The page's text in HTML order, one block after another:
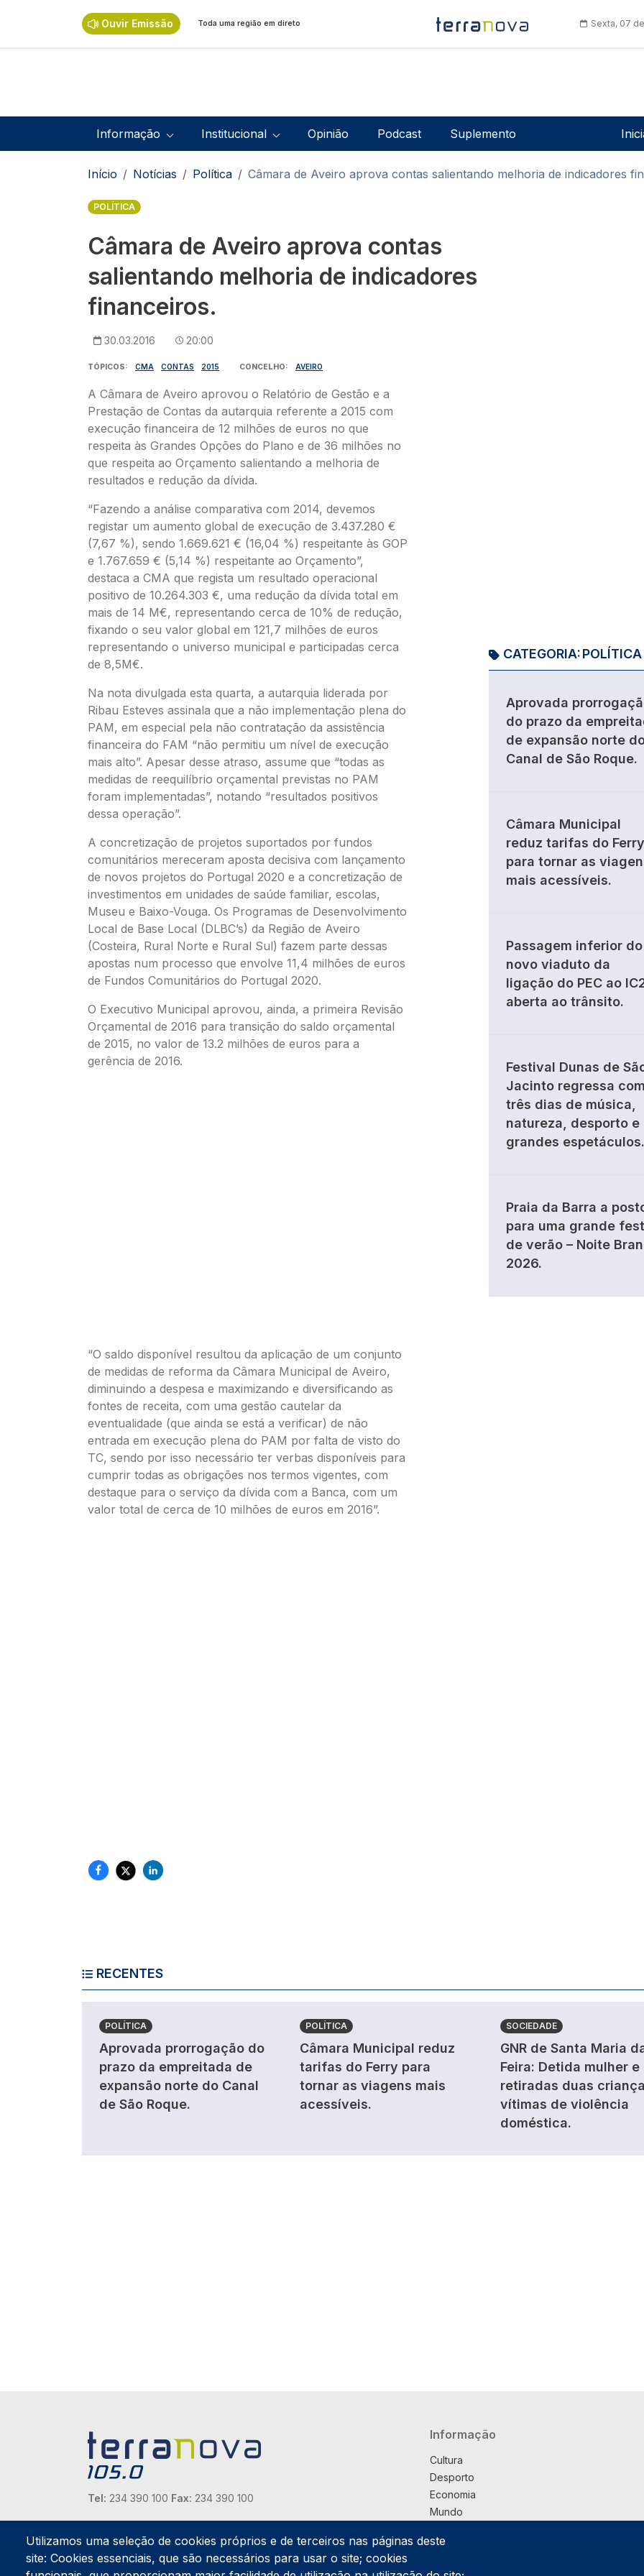
Ouvir Emissão Toda uma região em direto Sexta, 07
Navegação principal
Informação Institucional Opinião Podcast Suplemento
Navegação estrutural
Início Notícias Política Câmara de Aveiro aprova contas salientando melhoria de indicadores
POLÍTICA
Câmara de Aveiro aprova contas
salientando melhoria de indicadores
financeiros.
30.03.2016 20:00
TÓPICOS CMA CONTAS 2015 CONCELHO AVEIRO
A Câmara de Aveiro aprovou o Relatório de Gestão e a
Prestação de Contas da autarquia referente a 2015 com
execução financeira de 12 milhões de euros no que
respeita às Grandes Opções do Plano e de 36 milhões no
que respeita ao Orçamento salientando a melhoria de
resultados e redução da dívida.
“Fazendo a análise comparativa com 2014, devemos
registar um aumento global de execução de 3.437.280 €
(7,67 %), sendo 1.669.621 € (16,04 %) respeitante às GOP
e 1.767.659 € (5,14 %) respeitante ao Orçamento”,
destaca a CMA que regista um resultado operacional
positivo de 10.264.303 €, uma redução da dívida total em
mais de 14 M€, representando cerca de 10% de redução,
fixando o seu valor global em 121,7 milhões de euros
representando o universo municipal e participadas cerca
de 8,5M€.
Na nota divulgada esta quarta, a autarquia liderada por
Ribau Esteves assinala que a não implementação plena do
PAM, em especial pela não contratação da assistência
financeira do FAM “não permitiu um nível de execução
mais alto”. Apesar desse atraso, assume que “todas as
medidas de reequilíbrio orçamental previstas no PAM
foram implementadas”, notando “resultados positivos
dessa operação”.
A concretização de projetos suportados por fundos
comunitários mereceram aposta decisiva com lançamento
de novos projetos do Portugal 2020 e a concretização de
investimentos em unidades de saúde familiar, escolas,
Museu e Baixo-Vouga. Os Programas de Desenvolvimento
Local de Base Local (DLBC’s) da Região de Aveiro
(Costeira, Rural Norte e Rural Sul) fazem parte dessas
apostas num processo que envolve 11,4 milhões de euros
de Fundos Comunitários do Portugal 2020.
O Executivo Municipal aprovou, ainda, a primeira Revisão
Orçamental de 2016 para transição do saldo orçamental
de 2015, no valor de 13.2 milhões de euros para a
gerência de 2016.
“O saldo disponível resultou da aplicação de um conjunto
de medidas de reforma da Câmara Municipal de Aveiro,
diminuindo a despesa e maximizando e diversificando as
fontes de receita, com uma gestão cautelar da
eventualidade (que ainda se está a verificar) de não
entrada em execução plena do PAM por falta de visto do
TC, sendo por isso necessário ter verbas disponíveis para
cumprir todas as obrigações nos termos vigentes, com
destaque para o serviço da dívida com a Banca, com um
valor total de cerca de 10 milhões de euros em 2016”.
CATEGORIA:POLÍTICA
Aprovada
do prazo da
de expansão norte
Canal de São Roque.
Câmara Municipal
reduz tarifas do Ferry
para tornar as
mais acessíveis.
Passagem inferior do
novo viaduto da
ligação do PEC ao
aberta ao trânsito.
Festival Dunas de
Jacinto regressa com
três dias de música,
natureza, desporto e
grandes espetáculos.
Praia da Barra a
para uma grande
de verão – Noite
2026.
RECENTES
POLÍTICA
Aprovada prorrogação do
prazo da empreitada de
expansão norte do Canal
de São Roque.
POLÍTICA
Câmara Municipal reduz
tarifas do Ferry para
tornar as viagens mais
acessíveis.
SOCIEDADE
GNR de Santa Maria
Feira: Detida mulher e
retiradas duas
vítimas de violência
doméstica.
Tel: 234 390 100 Fax: 234 390 100
Endereço Postal
Apartado 42
Rua Gil Eanes 31
3834-908 Gafanha da Nazaré
Navegação principal
Informação
Cultura
Desporto
Economia
Mundo
País
Utilizamos uma seleção de cookies próprios e de terceiros nas páginas deste
site: Cookies essenciais, que são necessários para usar o site; cookies